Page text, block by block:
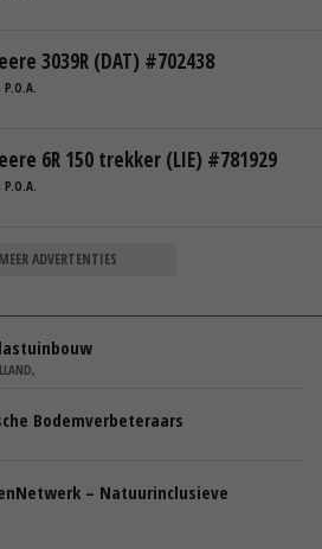
3039R (DAT) #702438
P.O.A.
6R 150 trekker (LIE) #781929
P.O.A.
MEER ADVERTENTIES
Bodemverbeteraars
– Natuurinclusieve